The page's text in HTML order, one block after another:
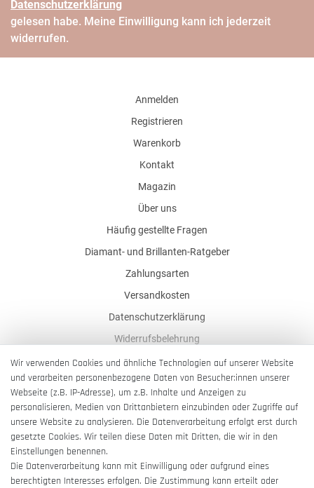
Daten­schutz­erklärung
gelesen habe. Meine Einwilligung kann ich jederzeit
widerrufen.
Anmelden
Registrieren
Warenkorb
Kontakt
Magazin
Über uns
Häufig gestellte Fragen
Diamant- und Brillanten-Ratgeber
Zahlungsarten
Versandkosten
Datenschutzerklärung
Widerrufsbelehrung
AGB
Impressum
Barrierefreiheitserklärung
Vertrag widerrufen
Wir verwenden Cookies und ähnliche Technologien auf unserer Website
und verarbeiten personenbezogene Daten von Besucher:innen unserer
Webseite (z.B. IP-Adresse), um z.B. Inhalte und Anzeigen zu
personalisieren, Medien von Drittanbietern einzubinden oder Zugriffe auf
unsere Website zu analysieren. Die Datenverarbeitung erfolgt erst durch
gesetzte Cookies. Wir teilen diese Daten mit Dritten, die wir in den
Einstellungen benennen.
Die Datenverarbeitung kann mit Einwilligung oder aufgrund eines
berechtigten Interesses erfolgen. Die Zustimmung kann erteilt oder